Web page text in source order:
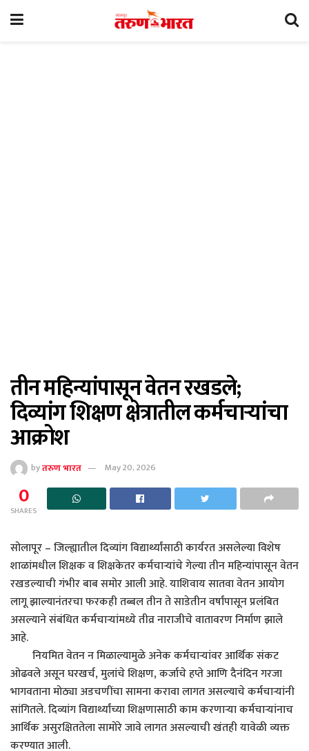
तीन महिन्यांपासून वेतन रखडले;
दिव्यांग शिक्षण क्षेत्रातील कर्मचाऱ्यांचा
आक्रोश
byतरुण भारत May 20, 2026
0
SHARES
सोलापूर – जिल्ह्यातील दिव्यांग विद्यार्थ्यांसाठी कार्यरत असलेल्या विशेष
शाळांमधील शिक्षक व शिक्षकेतर कर्मचाऱ्यांचे गेल्या तीन महिन्यांपासून वेतन
रखडल्याची गंभीर बाब समोर आली आहे. याशिवाय सातवा वेतन आयोग
लागू झाल्यानंतरचा फरकही तब्बल तीन ते साडेतीन वर्षांपासून प्रलंबित
असल्याने संबंधित कर्मचाऱ्यांमध्ये तीव्र नाराजीचे वातावरण निर्माण झाले
आहे.
नियमित वेतन न मिळाल्यामुळे अनेक कर्मचाऱ्यांवर आर्थिक संकट
ओढवले असून घरखर्च, मुलांचे शिक्षण, कर्जाचे हप्ते आणि दैनंदिन गरजा
भागवताना मोठ्या अडचणींचा सामना करावा लागत असल्याचे कर्मचाऱ्यांनी
सांगितले. दिव्यांग विद्यार्थ्यांच्या शिक्षणासाठी काम करणाऱ्या कर्मचाऱ्यांनाच
आर्थिक असुरक्षिततेला सामोरे जावे लागत असल्याची खंतही यावेळी व्यक्त
करण्यात आली.